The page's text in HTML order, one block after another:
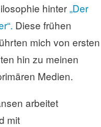
hinter„Der
Diese frühen
mich von ersten
hin zu meinen
Medien.
arbeitet
mit